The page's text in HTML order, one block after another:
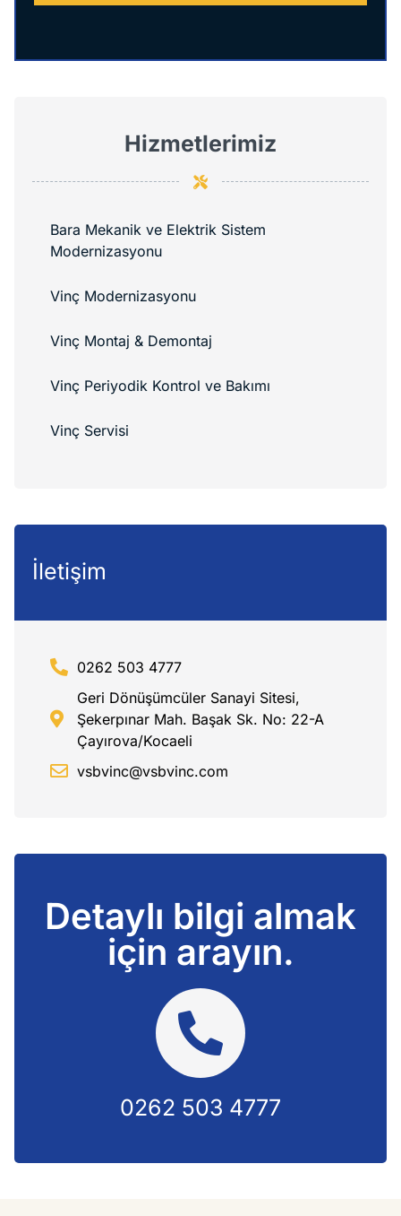
Hizmetlerimiz
Bara Mekanik ve Elektrik Sistem
Modernizasyonu
Vinç Modernizasyonu
Vinç Montaj & Demontaj
Vinç Periyodik Kontrol ve Bakımı
Vinç Servisi
İletişim
0262 503 4777
Geri Dönüşümcüler Sanayi Sitesi,
Şekerpınar Mah. Başak Sk. No: 22-A
Çayırova/Kocaeli
vsbvinc@vsbvinc.com
Detaylı bilgi almak
için arayın.
0262 503 4777